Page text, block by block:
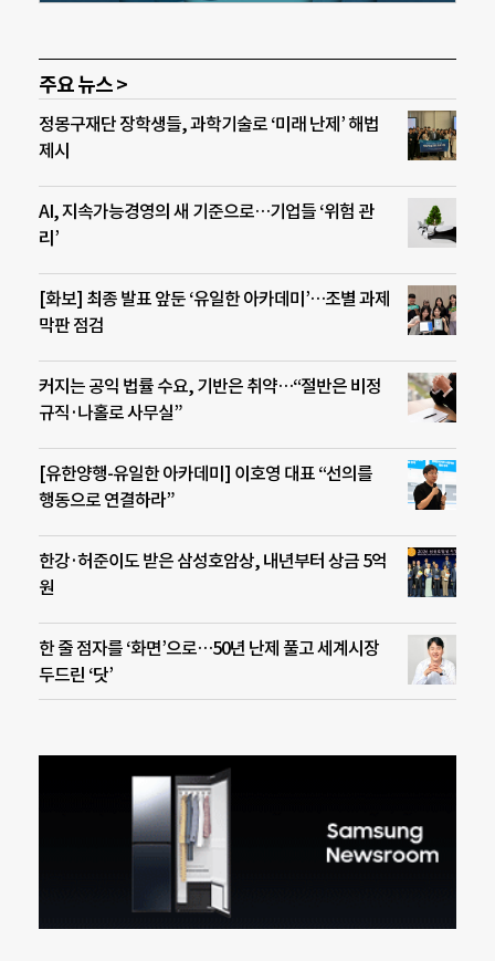
주요 뉴스 >
정몽구재단 장학생들, 과학기술로 ‘미래 난제’ 해법
제시
AI, 지속가능경영의 새 기준으로…기업들 ‘위험 관
리’
[화보] 최종 발표 앞둔 ‘유일한 아카데미’…조별 과제
막판 점검
커지는 공익 법률 수요, 기반은 취약…“절반은 비정
규직·나홀로 사무실”
[유한양행-유일한 아카데미] 이호영 대표 “선의를
행동으로 연결하라”
한강·허준이도 받은 삼성호암상, 내년부터 상금 5억
원
한 줄 점자를 ‘화면’으로…50년 난제 풀고 세계시장
두드린 ‘닷’